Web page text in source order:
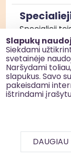
Slapukų
Siekdami
svetainėje
Naršydami
slapukus. Savo
pakeisdami
ištrindami
DAUGIAU
Specialieji
1.
Lietuvos
balandžio 28
Strateginio
su visais
2.